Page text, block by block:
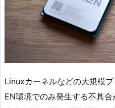
Linuxカーネルなどの大規模
EN環境でのみ発生する不具